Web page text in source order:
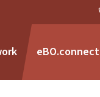
eBO.connect